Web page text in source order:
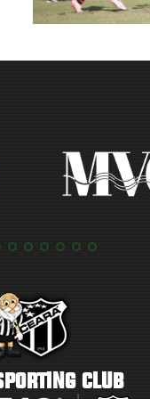
CLUB